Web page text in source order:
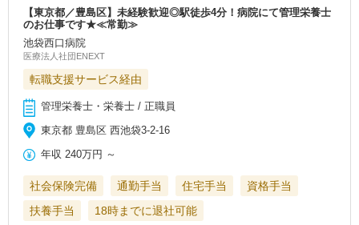
【東京都／豊島区】未経験歓迎◎駅徒歩4分！病院にて管理栄養士
のお仕事です★≪常勤≫
池袋西口病院
医療法人社団ENEXT
転職支援サービス経由
管理栄養士・栄養士 / 正職員
東京都 豊島区 西池袋3-2-16
年収 240万円 ～
社会保険完備 通勤手当 住宅手当
資格手当
扶養手当
18時までに退社可能